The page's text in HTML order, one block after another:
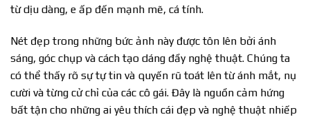
từ dịu dàng, e ấp đến mạnh mẽ, cá tính.
Nét đẹp trong những bức ảnh này được tôn lên bởi ánh
sáng, góc chụp và cách tạo dáng đầy nghệ thuật. Chúng ta
có thể thấy rõ sự tự tin và quyến rũ toát lên từ ánh mắt, nụ
cười và từng cử chỉ của các cô gái. Đây là nguồn cảm hứng
bất tận cho những ai yêu thích cái đẹp và nghệ thuật nhiếp